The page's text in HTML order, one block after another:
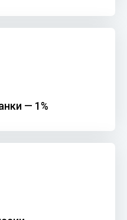
— 1%